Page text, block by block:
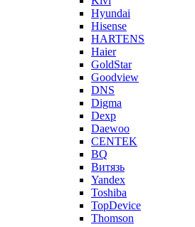
Hyundai
Hisense
HARTENS
Haier
GoldStar
Goodview
DNS
Digma
Dexp
Daewoo
CENTEK
BQ
Витязь
Yandex
Toshiba
TopDevice
Thomson